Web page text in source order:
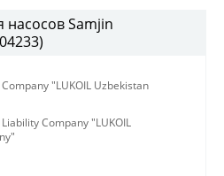
Samjin
"LUKOIL Uzbekistan
Company "LUKOIL